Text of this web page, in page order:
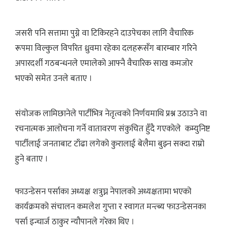
जसरी पनि सत्तामा पुग्ने वा टिकिरहने दाउपेचका लागि वैचारिक
रूपमा विल्कुल विपरित ध्रुवमा रहेका दलहरूसँग बारम्बार गरिने
अपारदर्शी गठबन्धनले एमालेको आफ्नै वैचारिक साख कमजोर
भएको समेत उनले बताए ।
संयोजक लामिछानेले पार्टीभित्र नेतृत्वको निर्णयमाथि प्रश्न उठाउने वा
रचनात्मक आलोचना गर्ने वातावरण संकुचित हुँदै गएकोले कम्युनिष्ट
पार्टीलाई जनताबाट टाँढा लगेको कुरालाई बेलैमा बुझ्न सक्दा राम्रो
हुने बताए ।
फाउन्डेसन पर्साका अध्यक्ष शत्रुघ्न नेपालको अध्यक्षतामा भएको
कार्यक्रमको संचालन कमलेश गुप्ता र स्वागत मन्त्ब्य फाउन्डेसनका
पर्सा इन्चार्ज ठाकुर न्यौपानले गरेका थिए ।